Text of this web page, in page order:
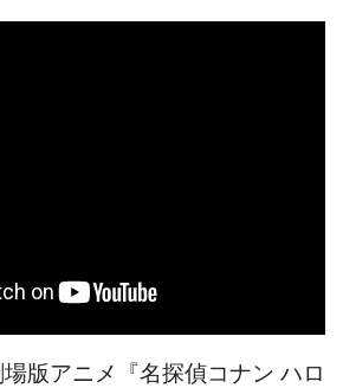
版アニメ『名探偵コナン ハロ